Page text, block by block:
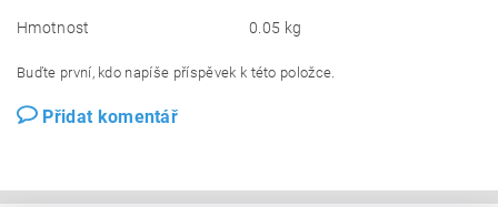
Hmotnost 0.05 kg
Buďte první, kdo napíše příspěvek k této položce.
Přidat komentář